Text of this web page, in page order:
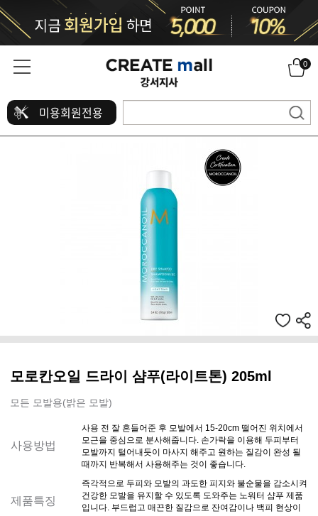
0
미용회원전용
모로칸오일 드라이 샴푸(라이트톤) 205ml
모든 모발용(밝은 모발)
사용방법
사용 전 잘 흔들어준 후 모발에서 15-20cm 떨어진 위치에서
모근을 중심으로 분사해줍니다. 손가락을 이용해 두피부터
모발까지 털어내듯이 마사지 해주고 원하는 질감이 완성 될
때까지 반복해서 사용해주는 것이 좋습니다.
제품특징
즉각적으로 두피와 모발의 과도한 피지와 불순물을 감소시켜
건강한 모발을 유지할 수 있도록 도와주는 노워터 샴푸 제품
입니다. 부드럽고 매끈한 질감으로 잔여감이나 백피 현상이